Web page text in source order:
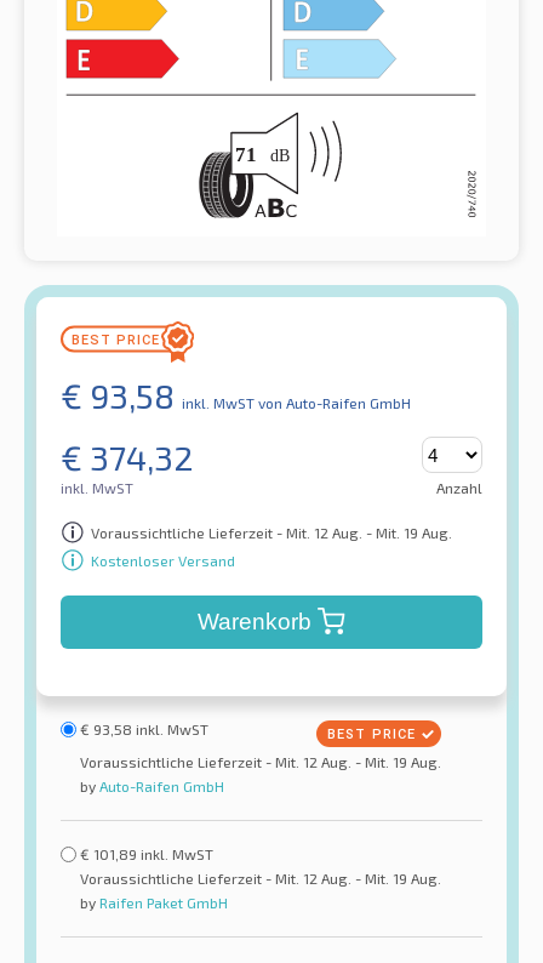
€ 93,58 inkl. MwST von Auto-Raifen GmbH
€ 374,32
inkl. MwST Anzahl
Voraussichtliche Lieferzeit - Mit. 12 Aug. - Mit. 19 Aug.
Kostenloser Versand
Warenkorb
€ 93,58 inkl. MwST
Voraussichtliche Lieferzeit - Mit. 12 Aug. - Mit. 19 Aug.
by Auto-Raifen GmbH
€ 101,89 inkl. MwST
Voraussichtliche Lieferzeit - Mit. 12 Aug. - Mit. 19 Aug.
by Raifen Paket GmbH